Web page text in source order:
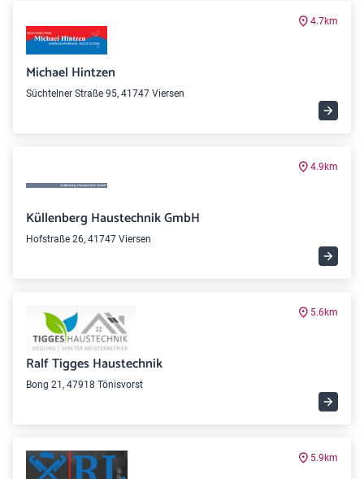
4.7km
Michael Hintzen
Süchtelner Straße 95, 41747 Viersen
4.9km
Küllenberg Haustechnik GmbH
Hofstraße 26, 41747 Viersen
5.6km
Ralf Tigges Haustechnik
Bong 21, 47918 Tönisvorst
5.9km